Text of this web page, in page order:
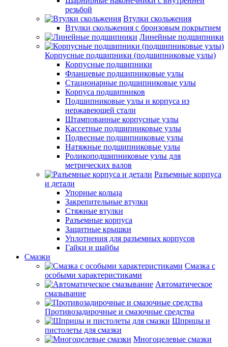
резьбой
Втулки скольжения
Втулки скольжения с бронзовым покрытием
Линейные подшипники
Корпусные подшипники (подшипниковые узлы)
Корпусные подшипники
Фланцевые подшипниковые узлы
Стационарные подшипниковые узлы
Корпуса подшипников
Подшипниковые узлы и корпуса из
нержавеющей стали
Штампованные корпусные узлы
Кассетные подшипниковые узлы
Подвесные подшипниковые узлы
Натяжные подшипниковые узлы
Роликоподшипниковые узлы для
метрических валов
Разъемные корпуса
и детали
Упорные кольца
Закрепительные втулки
Стяжные втулки
Разъемные корпуса
Защитные крышки
Уплотнения для разъемных корпусов
Гайки и шайбы
Смазки
Смазка с
особыми характеристиками
Автоматическое
смазывание
Противозадирочные и смазочные средства
Шприцы и
пистолеты для смазки
Многоцелевые смазки